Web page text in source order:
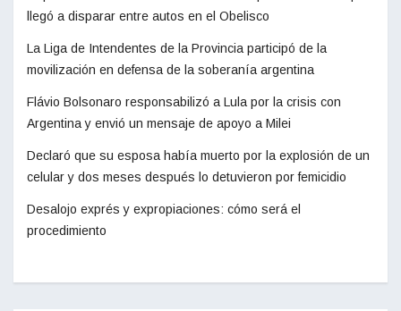
llegó a disparar entre autos en el Obelisco
La Liga de Intendentes de la Provincia participó de la
movilización en defensa de la soberanía argentina
Flávio Bolsonaro responsabilizó a Lula por la crisis con
Argentina y envió un mensaje de apoyo a Milei
Declaró que su esposa había muerto por la explosión de un
celular y dos meses después lo detuvieron por femicidio
Desalojo exprés y expropiaciones: cómo será el
procedimiento